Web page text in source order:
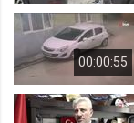
00:00:55